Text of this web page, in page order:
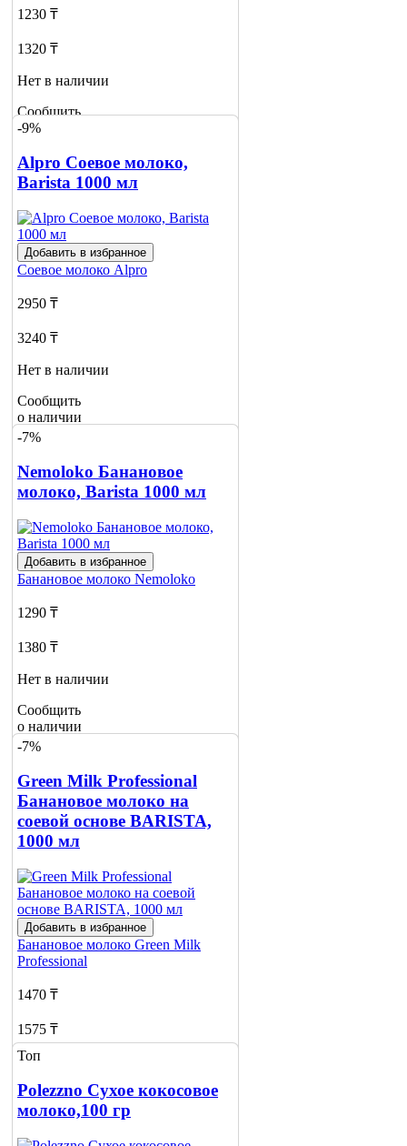
1230 ₸
1320 ₸
Нет в наличии
Сообщить
о наличии
-9%
Alpro Соевое молоко,
Barista 1000 мл
Добавить в избранное
Соевое молоко Alpro
2950 ₸
3240 ₸
Нет в наличии
Сообщить
о наличии
-7%
Nemoloko Банановое
молоко, Barista 1000 мл
Добавить в избранное
Банановое молоко Nemoloko
1290 ₸
1380 ₸
Нет в наличии
Сообщить
о наличии
-7%
Green Milk Professional
Банановое молоко на
соевой основе BARISTA,
1000 мл
Добавить в избранное
Банановое молоко Green Milk
Professional
1470 ₸
1575 ₸
Нет в наличии
Сообщить
о наличии
Топ
Polezzno Сухое кокосовое
молоко,100 гр